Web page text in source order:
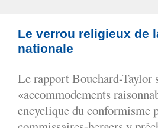
Le verrou religieux de
nationale
Le rapport Bouchard-Taylor
«accommodements
encyclique du conformisme